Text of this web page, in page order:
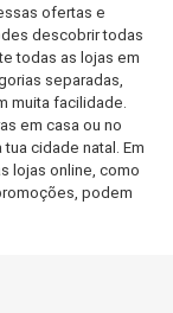
ofertas e
descobrir todas
todas as lojas em
separadas,
muita facilidade.
em casa ou no
cidade natal. Em
lojas online, como
podem